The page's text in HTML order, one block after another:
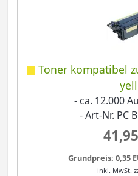
Toner kompatibel
- ca. 12.000
- Art-Nr. PC
Grundpreis: 0,35
inkl. MwSt.